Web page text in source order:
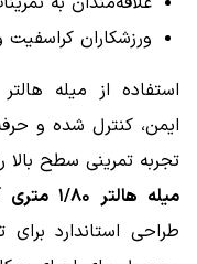
ورزشکاران
ایمن، کنترل شده و
تجربه تمرینی سطح بالا
میله هالتر ۱/۸۰ متری آستین‌دار
طراحی استاندارد